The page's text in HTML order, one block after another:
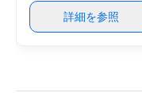
詳細を参照